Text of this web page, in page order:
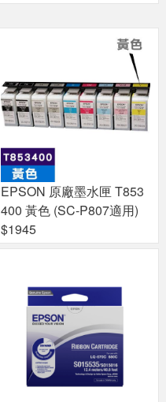
EPSON 原廠墨水匣 T853
400 黃色 (SC-P807適用)
$1945